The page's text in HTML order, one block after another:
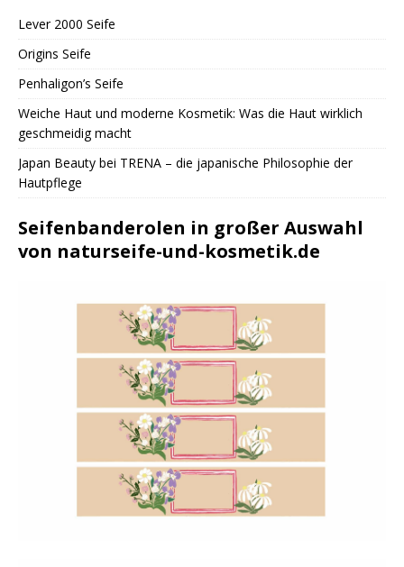
Lever 2000 Seife
Origins Seife
Penhaligon’s Seife
Weiche Haut und moderne Kosmetik: Was die Haut wirklich
geschmeidig macht
Japan Beauty bei TRENA – die japanische Philosophie der
Hautpflege
Seifenbanderolen in großer Auswahl
von naturseife-und-kosmetik.de